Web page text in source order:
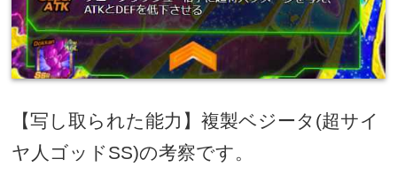
【写し取られた能力】複製ベジータ (超サイ
ヤ人ゴッドSS)の考察です。